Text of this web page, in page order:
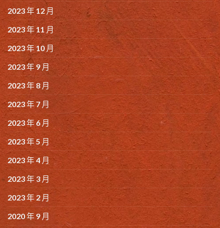
2023 年 12 月
2023 年 11 月
2023 年 10 月
2023 年 9 月
2023 年 8 月
2023 年 7 月
2023 年 6 月
2023 年 5 月
2023 年 4 月
2023 年 3 月
2023 年 2 月
2020 年 9 月